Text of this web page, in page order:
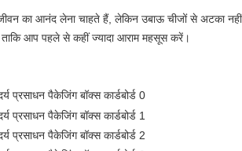
का आनंद लेना चाहते हैं, लेकिन उबाऊ चीजों से अटका
आप पहले से कहीं ज्यादा आराम महसूस करें।